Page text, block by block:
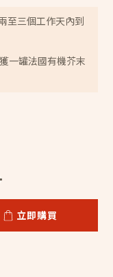
至三個工作天內到
一罐法國有機芥末
立即購買